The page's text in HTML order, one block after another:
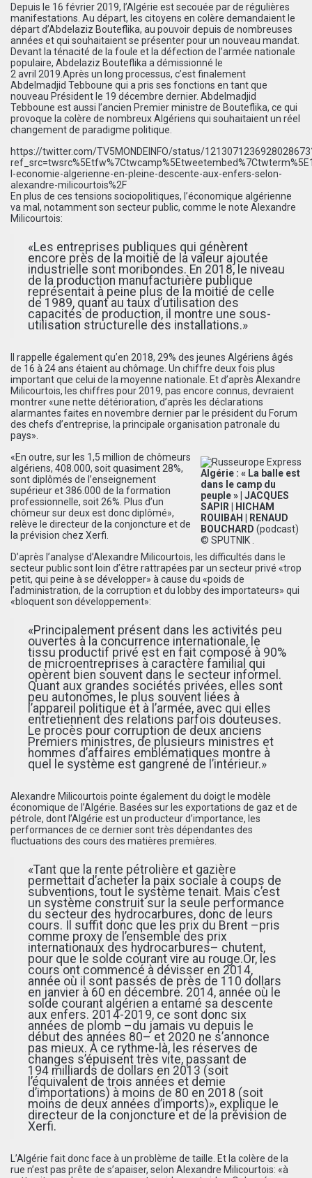
Depuis le 16 février 2019, l’Algérie est secouée par de régulières
manifestations. Au départ, les citoyens en colère demandaient le
départ d’Abdelaziz Bouteflika, au pouvoir depuis de nombreuses
années et qui souhaitaient se présenter pour un nouveau mandat.
Devant la ténacité de la foule et la défection de l’armée nationale
populaire, Abdelaziz Bouteflika a démissionné le
2 avril 2019.Après un long processus, c’est finalement
Abdelmadjid Tebboune qui a pris ses fonctions en tant que
nouveau Président le 19 décembre dernier. Abdelmadjid
Tebboune est aussi l’ancien Premier ministre de Bouteflika, ce qui
provoque la colère de nombreux Algériens qui souhaitaient un réel
changement de paradigme politique.
https://twitter.com/TV5MONDEINFO/status/
l-economie-algerienne-en-pleine-descente-aux-enfers-selon-
alexandre-milicourtois%2F
En plus de ces tensions sociopolitiques, l’économique algérienne
va mal, notamment son secteur public, comme le note Alexandre
Milicourtois:
«Les entreprises publiques qui génèrent
encore près de la moitié de la valeur ajoutée
industrielle sont moribondes. En 2018, le niveau
de la production manufacturière publique
représentait à peine plus de la moitié de celle
de 1989, quant au taux d’utilisation des
capacités de production, il montre une sous-
utilisation structurelle des installations.»
Il rappelle également qu’en 2018, 29% des jeunes Algériens âgés
de 16 à 24 ans étaient au chômage. Un chiffre deux fois plus
important que celui de la moyenne nationale. Et d’après Alexandre
Milicourtois, les chiffres pour 2019, pas encore connus, devraient
montrer «une nette détérioration, d’après les déclarations
alarmantes faites en novembre dernier par le président du Forum
des chefs d’entreprise, la principale organisation patronale du
pays».
Algérie : « La balle est
dans le camp du
peuple » | JACQUES
SAPIR | HICHAM
ROUIBAH | RENAUD
BOUCHARD (podcast)
© SPUTNIK .
«En outre, sur les 1,5 million de chômeurs
algériens, 408.000, soit quasiment 28%,
sont diplômés de l’enseignement
supérieur et 386.000 de la formation
professionnelle, soit 26%. Plus d’un
chômeur sur deux est donc diplômé»,
relève le directeur de la conjoncture et de
la prévision chez Xerfi.
D’après l’analyse d’Alexandre Milicourtois, les difficultés dans le
secteur public sont loin d’être rattrapées par un secteur privé «trop
petit, qui peine à se développer» à cause du «poids de
l’administration, de la corruption et du lobby des importateurs» qui
«bloquent son développement»:
«Principalement présent dans les activités peu
ouvertes à la concurrence internationale, le
tissu productif privé est en fait composé à 90%
de microentreprises à caractère familial qui
opèrent bien souvent dans le secteur informel.
Quant aux grandes sociétés privées, elles sont
peu autonomes, le plus souvent liées à
l’appareil politique et à l’armée, avec qui elles
entretiennent des relations parfois douteuses.
Le procès pour corruption de deux anciens
Premiers ministres, de plusieurs ministres et
hommes d’affaires emblématiques montre à
quel le système est gangrené de l’intérieur.»
Alexandre Milicourtois pointe également du doigt le modèle
économique de l’Algérie. Basées sur les exportations de gaz et de
pétrole, dont l’Algérie est un producteur d’importance, les
performances de ce dernier sont très dépendantes des
fluctuations des cours des matières premières.
«Tant que la rente pétrolière et gazière
permettait d’acheter la paix sociale à coups de
subventions, tout le système tenait. Mais c’est
un système construit sur la seule performance
du secteur des hydrocarbures, donc de leurs
cours. Il suffit donc que les prix du Brent –pris
comme proxy de l’ensemble des prix
internationaux des hydrocarbures– chutent,
pour que le solde courant vire au rouge.Or, les
cours ont commencé à dévisser en 2014,
année où il sont passés de près de 110 dollars
en janvier à 60 en décembre. 2014, année où le
solde courant algérien a entamé sa descente
aux enfers. 2014-2019, ce sont donc six
années de plomb –du jamais vu depuis le
début des années 80– et 2020 ne s’annonce
pas mieux. À ce rythme-là, les réserves de
changes s’épuisent très vite, passant de
194 milliards de dollars en 2013 (soit
l’équivalent de trois années et demie
d’importations) à moins de 80 en 2018 (soit
moins de deux années d’imports)», explique le
directeur de la conjoncture et de la prévision de
Xerfi.
L’Algérie fait donc face à un problème de taille. Et la colère de la
rue n’est pas prête de s’apaiser, selon Alexandre Milicourtois: «à